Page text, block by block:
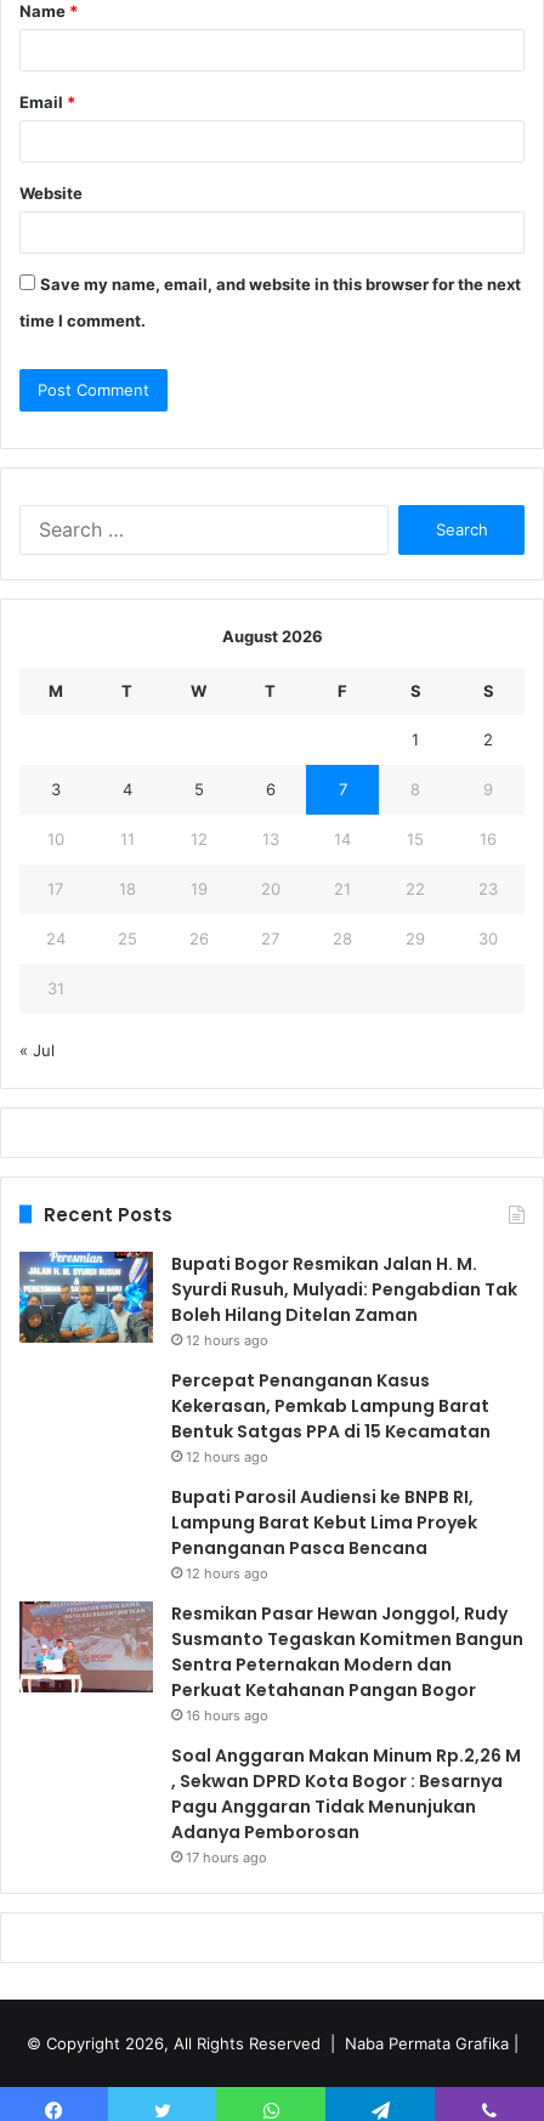
*
Name *
Email *
Website
Save my name, email, and website in this browser for the next
time I comment.
August 2026
M T W T F S S
1 2
3 4 5 6 7 8 9
10 11 12 13 14 15 16
17 18 19 20 21 22 23
24 25 26 27 28 29 30
31
« Jul
Recent Posts
Bupati Bogor Resmikan Jalan H. M.
Syurdi Rusuh, Mulyadi: Pengabdian Tak
Boleh Hilang Ditelan Zaman
12 hours ago
Percepat Penanganan Kasus
Kekerasan, Pemkab Lampung Barat
Bentuk Satgas PPA di 15 Kecamatan
12 hours ago
Bupati Parosil Audiensi ke BNPB RI,
Lampung Barat Kebut Lima Proyek
Penanganan Pasca Bencana
12 hours ago
Resmikan Pasar Hewan Jonggol, Rudy
Susmanto Tegaskan Komitmen Bangun
Sentra Peternakan Modern dan
Perkuat Ketahanan Pangan Bogor
16 hours ago
Soal Anggaran Makan Minum Rp.2,26 M
, Sekwan DPRD Kota Bogor : Besarnya
Pagu Anggaran Tidak Menunjukan
Adanya Pemborosan
17 hours ago
© Copyright 2026, All Rights Reserved | Naba Permata Grafika|